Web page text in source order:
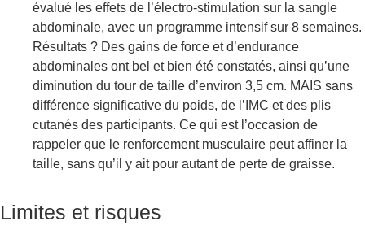
évalué les effets de l’électro-stimulation sur la sangle
abdominale, avec un programme intensif sur 8 semaines.
Résultats ? Des gains de force et d’endurance
abdominales ont bel et bien été constatés, ainsi qu’une
diminution du tour de taille d’environ 3,5 cm. MAIS sans
différence significative du poids, de l’IMC et des plis
cutanés des participants. Ce qui est l’occasion de
rappeler que le renforcement musculaire peut affiner la
taille, sans qu’il y ait pour autant de perte de graisse.
Limites et risques